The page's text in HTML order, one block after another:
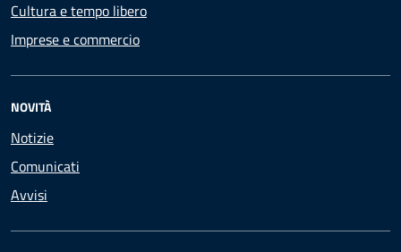
Cultura e tempo libero
Imprese e commercio
NOVITÀ
Notizie
Comunicati
Avvisi